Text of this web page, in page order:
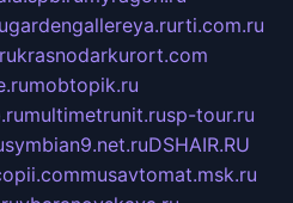
gardengallereya.rurti.com.ru
krasnodarkurort.com
mobtopik.ru
multimetrunit.rusp-tour.ru
symbian9.net.ruDSHAIR.RU
musavtomat.msk.ru